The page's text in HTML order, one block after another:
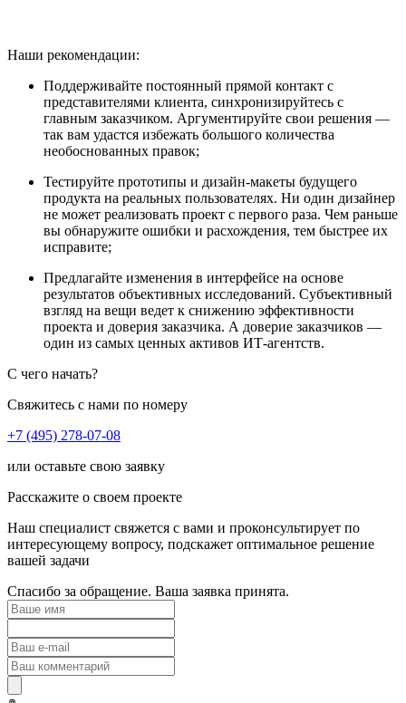
Наши рекомендации:
Поддерживайте постоянный прямой контакт с
представителями клиента, синхронизируйтесь с
главным заказчиком. Аргументируйте свои решения —
так вам удастся избежать большого количества
необоснованных правок;
Тестируйте прототипы и дизайн-макеты будущего
продукта на реальных пользователях. Ни один дизайнер
не может реализовать проект с первого раза. Чем раньше
вы обнаружите ошибки и расхождения, тем быстрее их
исправите;
Предлагайте изменения в интерфейсе на основе
результатов объективных исследований. Субъективный
взгляд на вещи ведет к снижению эффективности
проекта и доверия заказчика. А доверие заказчиков —
один из самых ценных активов ИТ-агентств.
С чего начать?
Свяжитесь с нами по номеру
+7 (495) 278-07-08
или оставьте свою заявку
Расскажите о своем проекте
Наш специалист свяжется с вами и проконсультирует по
интересующему вопросу, подскажет оптимальное решение
вашей задачи
Спасибо за обращение. Ваша заявка принята.